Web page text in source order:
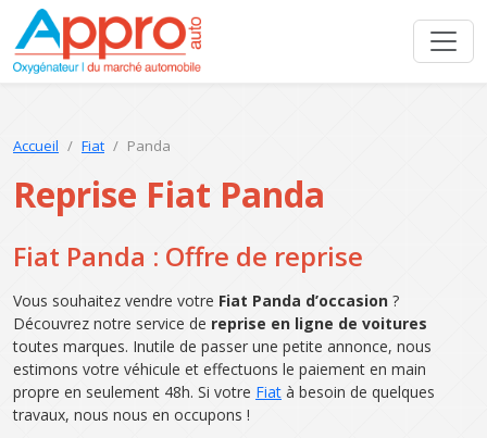
Accueil Fiat Panda
Reprise Fiat Panda
Fiat Panda : Offre de reprise
Vous souhaitez vendre votre Fiat Panda d’occasion ?
Découvrez notre service de reprise en ligne de voitures
toutes marques. Inutile de passer une petite annonce, nous
estimons votre véhicule et effectuons le paiement en main
propre en seulement 48h. Si votre Fiat à besoin de quelques
travaux, nous nous en occupons !